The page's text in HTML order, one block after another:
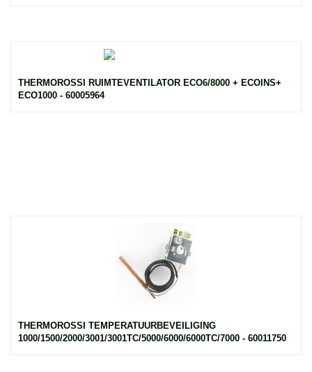
THERMOROSSI RUIMTEVENTILATOR ECO6/8000 + ECOINS+
ECO1000 - 60005964
THERMOROSSI TEMPERATUURBEVEILIGING
1000/1500/2000/3001/3001TC/5000/6000/6000TC/7000 - 60011750